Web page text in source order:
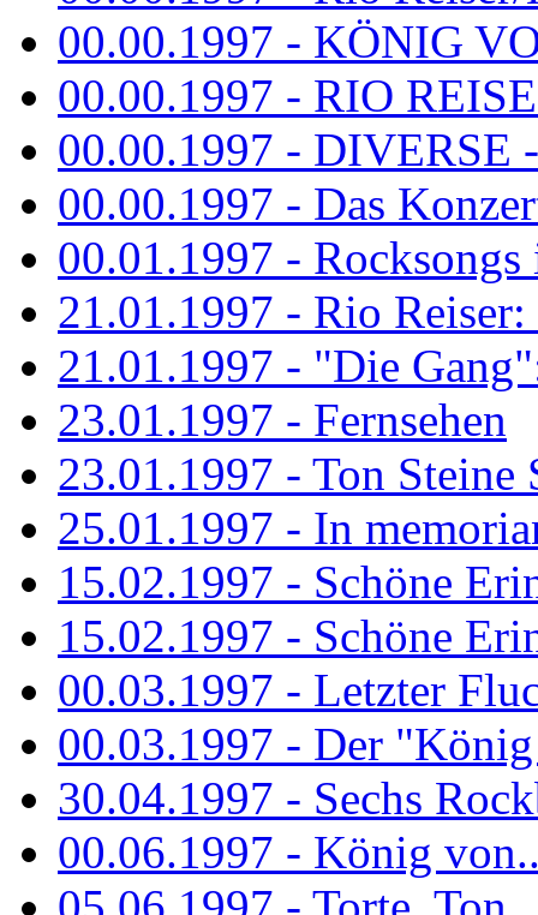
00.00.1997 - KÖNIG
00.00.1997 - RIO
00.00.1997 - DIVERSE
00.00.1997 - Das
00.01.1997 -
21.01.1997 - Rio
21.01.1997 - "Die
23.01.1997 - Fernsehen
23.01.1997 - Ton Steine
25.01.1997 - In
15.02.1997 - Schöne
15.02.1997 - Schöne
00.03.1997 - Letzter
00.03.1997 - Der
30.04.1997 - Sechs
00.06.1997 - König